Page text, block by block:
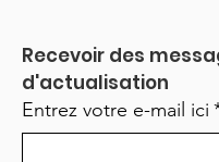
Recevoir des
d'actualisation
Entrez votre e-mail ici